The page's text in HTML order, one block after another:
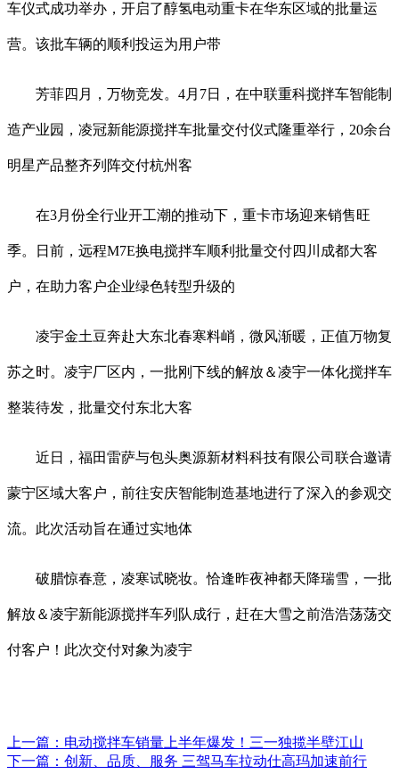
车仪式成功举办，开启了醇氢电动重卡在华东区域的批量运
营。该批车辆的顺利投运为用户带
芳菲四月，万物竞发。4月7日，在中联重科搅拌车智能制
造产业园，凌冠新能源搅拌车批量交付仪式隆重举行，20余台
明星产品整齐列阵交付杭州客
在3月份全行业开工潮的推动下，重卡市场迎来销售旺
季。日前，远程M7E换电搅拌车顺利批量交付四川成都大客
户，在助力客户企业绿色转型升级的
凌宇金土豆奔赴大东北春寒料峭，微风渐暖，正值万物复
苏之时。凌宇厂区内，一批刚下线的解放＆凌宇一体化搅拌车
整装待发，批量交付东北大客
近日，福田雷萨与包头奥源新材料科技有限公司联合邀请
蒙宁区域大客户，前往安庆智能制造基地进行了深入的参观交
流。此次活动旨在通过实地体
破腊惊春意，凌寒试晓妆。恰逢昨夜神都天降瑞雪，一批
解放＆凌宇新能源搅拌车列队成行，赶在大雪之前浩浩荡荡交
付客户！此次交付对象为凌宇
上一篇： 电动搅拌车销量上半年爆发！三一独揽半壁江山
下一篇： 创新、品质、服务 三驾马车拉动仕高玛加速前行